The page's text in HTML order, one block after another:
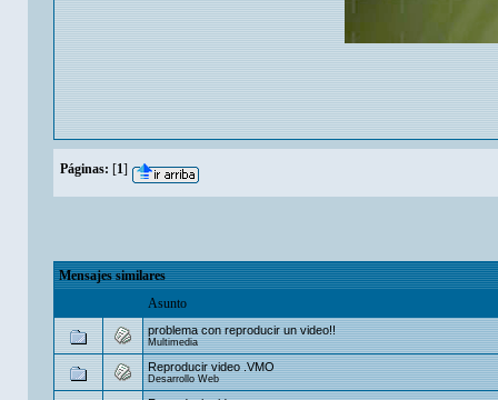
Páginas: [1]
Mensajes similares
Asunto
problema con reproducir un video!!
Multimedia
Reproducir video .VMO
Desarrollo Web